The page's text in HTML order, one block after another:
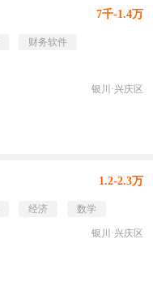
7千-1.4万
财务软件
银川·兴庆区
1.2-2.3万
经济 数学
银川·兴庆区